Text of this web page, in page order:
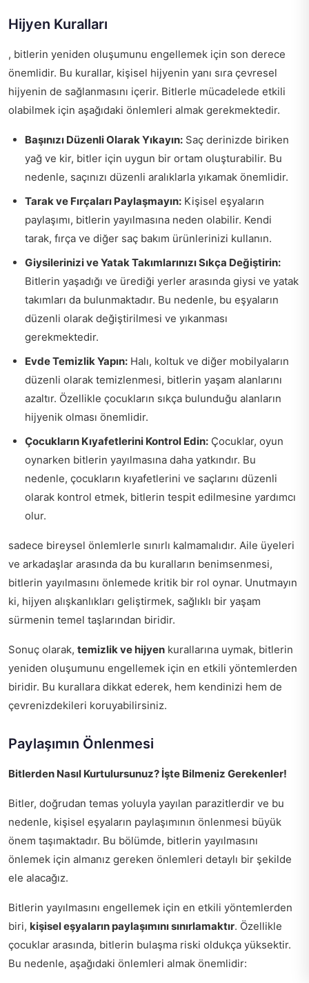
Hijyen Kuralları
, bitlerin yeniden oluşumunu engellemek için son derece
önemlidir. Bu kurallar, kişisel hijyenin yanı sıra çevresel
hijyenin de sağlanmasını içerir. Bitlerle mücadelede etkili
olabilmek için aşağıdaki önlemleri almak gerekmektedir.
Başınızı Düzenli Olarak Yıkayın: Saç derinizde biriken
yağ ve kir, bitler için uygun bir ortam oluşturabilir. Bu
nedenle, saçınızı düzenli aralıklarla yıkamak önemlidir.
Tarak ve Fırçaları Paylaşmayın: Kişisel eşyaların
paylaşımı, bitlerin yayılmasına neden olabilir. Kendi
tarak, fırça ve diğer saç bakım ürünlerinizi kullanın.
Giysilerinizi ve Yatak Takımlarınızı Sıkça Değiştirin:
Bitlerin yaşadığı ve ürediği yerler arasında giysi ve yatak
takımları da bulunmaktadır. Bu nedenle, bu eşyaların
düzenli olarak değiştirilmesi ve yıkanması
gerekmektedir.
Evde Temizlik Yapın: Halı, koltuk ve diğer mobilyaların
düzenli olarak temizlenmesi, bitlerin yaşam alanlarını
azaltır. Özellikle çocukların sıkça bulunduğu alanların
hijyenik olması önemlidir.
Çocukların Kıyafetlerini Kontrol Edin: Çocuklar, oyun
oynarken bitlerin yayılmasına daha yatkındır. Bu
nedenle, çocukların kıyafetlerini ve saçlarını düzenli
olarak kontrol etmek, bitlerin tespit edilmesine yardımcı
olur.
sadece bireysel önlemlerle sınırlı kalmamalıdır. Aile üyeleri
ve arkadaşlar arasında da bu kuralların benimsenmesi,
bitlerin yayılmasını önlemede kritik bir rol oynar. Unutmayın
ki, hijyen alışkanlıkları geliştirmek, sağlıklı bir yaşam
sürmenin temel taşlarından biridir.
Sonuç olarak, temizlik ve hijyen kurallarına uymak, bitlerin
yeniden oluşumunu engellemek için en etkili yöntemlerden
biridir. Bu kurallara dikkat ederek, hem kendinizi hem de
çevrenizdekileri koruyabilirsiniz.
Paylaşımın Önlenmesi
Bitlerden Nasıl Kurtulursunuz? İşte Bilmeniz Gerekenler!
Bitler, doğrudan temas yoluyla yayılan parazitlerdir ve bu
nedenle, kişisel eşyaların paylaşımının önlenmesi büyük
önem taşımaktadır. Bu bölümde, bitlerin yayılmasını
önlemek için almanız gereken önlemleri detaylı bir şekilde
ele alacağız.
Bitlerin yayılmasını engellemek için en etkili yöntemlerden
biri, kişisel eşyaların paylaşımını sınırlamaktır. Özellikle
çocuklar arasında, bitlerin bulaşma riski oldukça yüksektir.
Bu nedenle, aşağıdaki önlemleri almak önemlidir: